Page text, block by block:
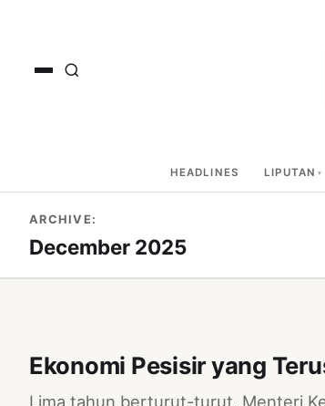
HEADLINES LIPUTAN
ARCHIVE:
December 2025
Ekonomi Pesisir yang
Lima tahun berturut-turut, Menteri